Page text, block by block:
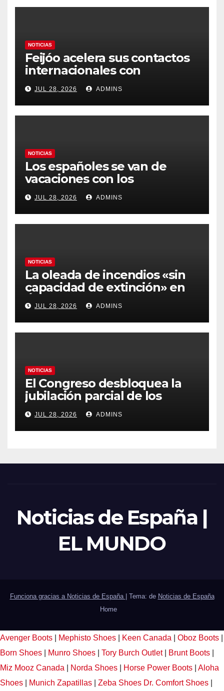
NOTICIAS
Feijóo acelera sus contactos
internacionales con
Latinoamérica como socio
prioritario en su agenda de
gobierno
JUL 28, 2026 ADMINS
NOTICIAS
Los españoles se van de
vacaciones con los
carburantes hasta un 21%
más caros que el año pasado
y los hoteles disparados
JUL 28, 2026 ADMINS
NOTICIAS
La oleada de incendios «sin
capacidad de extinción» en
Ávila y al oeste de Madrid
obliga a declarar la
emergencia nacional
JUL 28, 2026 ADMINS
NOTICIAS
El Congreso desbloquea la
jubilación parcial de los
trabajadores laborales del
sector público
JUL 28, 2026 ADMINS
Noticias de España |
EL MUNDO
Funciona gracias a Noticias de España Tema: de Noticias de España
Home
Avenger Boots Mephisto Shoes Keen Canada Oboz Boots
Born Shoes
Munro Shoes Tory Burch Outlet Brunt Boots
Miz Mooz Canada
Norda Shoes Horse Power Boots
Aloha
Shoes
Munich Zapatillas Zeba Shoes Dr. Comfort Shoes